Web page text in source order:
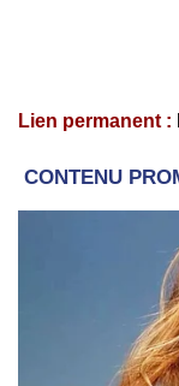
Lien permanent :